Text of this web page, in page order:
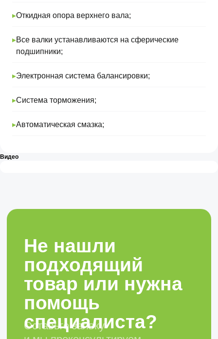
▸Откидная опора верхнего вала;
▸Все валки устанавливаются на сферические
подшипники;
▸Электронная система балансировки;
▸Система торможения;
▸Автоматическая смазка;
Видео
Политики конфиденциальности
Оборудование
Оборудование для производства
металлоконструкций
Металлорежущие станки
Гибочный инструмент
Зажимная оснастка